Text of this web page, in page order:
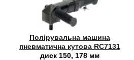
Полірувальна машина
пневматична кутова RC7131
диск 150, 178 мм